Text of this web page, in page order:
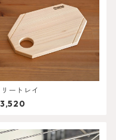
リートレイ